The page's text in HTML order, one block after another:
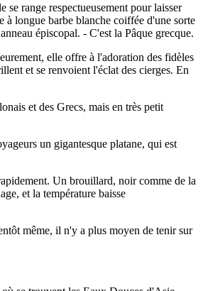
range respectueusement pour laisser
à longue barbe blanche coiffée d'une sorte
épiscopal. - C'est la Pâque grecque.
elle offre à l'adoration des fidèles
et se renvoient l'éclat des cierges. En
et des Grecs, mais en très petit
un gigantesque platane, qui est
Un brouillard, noir comme de la
et la température baisse
même, il n'y a plus moyen de tenir sur